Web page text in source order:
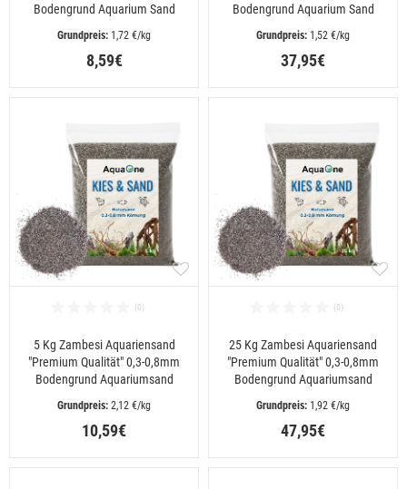
Bodengrund Aquarium Sand
1,72 €/kg
8,59€
Bodengrund Aquarium Sand
1,52 €/kg
37,95€
5 Kg Zambesi Aquariensand
"Premium Qualität" 0,3-0,8mm
Bodengrund Aquariumsand
2,12 €/kg
10,59€
25 Kg Zambesi Aquariensand
"Premium Qualität" 0,3-0,8mm
Bodengrund Aquariumsand
1,92 €/kg
47,95€